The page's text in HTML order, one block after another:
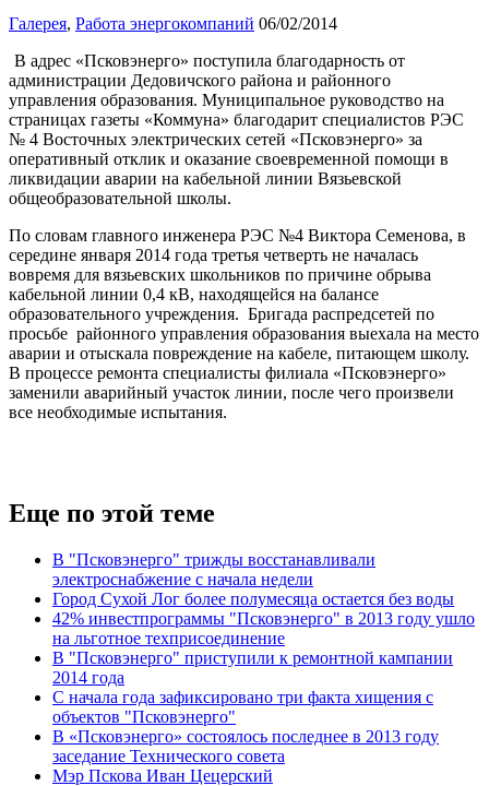
Галерея, Работа энергокомпаний 06/02/2014
В адрес «Псковэнерго» поступила благодарность от
администрации Дедовичского района и районного
управления образования. Муниципальное руководство на
страницах газеты «Коммуна» благодарит специалистов РЭС
№ 4 Восточных электрических сетей «Псковэнерго» за
оперативный отклик и оказание своевременной помощи в
ликвидации аварии на кабельной линии Вязьевской
общеобразовательной школы.
По словам главного инженера РЭС №4 Виктора Семенова, в
середине января 2014 года третья четверть не началась
вовремя для вязьевских школьников по причине обрыва
кабельной линии 0,4 кВ, находящейся на балансе
образовательного учреждения. Бригада распредсетей по
просьбе районного управления образования выехала на место
аварии и отыскала повреждение на кабеле, питающем школу.
В процессе ремонта специалисты филиала «Псковэнерго»
заменили аварийный участок линии, после чего произвели
все необходимые испытания.
Еще по этой теме
В "Псковэнерго" трижды восстанавливали
электроснабжение с начала недели
Город Сухой Лог более полумесяца остается без воды
42% инвестпрограммы "Псковэнерго" в 2013 году ушло
на льготное техприсоединение
В "Псковэнерго" приступили к ремонтной кампании
2014 года
С начала года зафиксировано три факта хищения с
объектов "Псковэнерго"
В «Псковэнерго» состоялось последнее в 2013 году
заседание Технического совета
Мэр Пскова Иван Цецерский